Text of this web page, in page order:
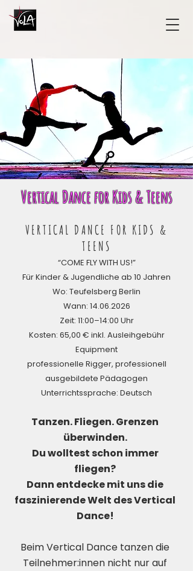
Vertical Dance for Kids & Teens
VERTICAL DANCE FOR KIDS &
TEENS
“COME FLY WITH US!”
Für Kinder & Jugendliche ab 10 Jahren
Wo: Teufelsberg Berlin
Wann: 14.06.2026
Zeit: 11:00–14:00 Uhr
Kosten: 65,00 € inkl. Ausleihgebühr
Equipment
professionelle Rigger, professionell
ausgebildete Pädagogen
Unterrichtssprache: Deutsch
Tanzen. Fliegen. Grenzen
überwinden.
Du wolltest schon immer
fliegen?
Dann entdecke mit uns die
faszinierende Welt des Vertical
Dance!
Beim Vertical Dance tanzen die
Teilnehmer:innen nicht nur auf